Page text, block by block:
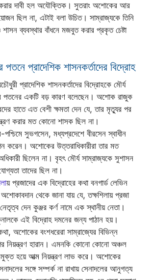
দাবী হল অযৌক্তিক। সুতরাং অশোকের আর
ছিল না, এটাই বলা উচিত। সাম্রাজ্যকে তিনি
ব্যবস্থার বাঁধনে মজবুত করার প্রকৃত চেষ্টা
পতনে প্রাদেশিক শাসনকর্তাদের বিদ্রোহ
প্রাদেশিক শাসনকর্তাদের বিদ্রোহকে মৌর্য
পতনের একটি বড় কারণ বলেছেন। অশোক রাজুক
হাতে এত বেশী ক্ষমতা দেন যে, তার মৃত্যুর পর
করার মত কোনো শাসক ছিল না।
সুভগসেন, মধ্যপ্রদেশে বীরসেন স্বাধীন
করেন। অশোকের উত্তরাধিকারীরা তার মত
ছিলেন না। বৃহৎ মৌর্য সাম্রাজ্যকে সুশাসন
তাদের ছিল না।
য় প্রজাদের এক বিদ্রোহের কথা বনগার্ড লেভিন
থেকে জানা যায় যে, তক্ষশিলায় প্রজা
দেন কুঞ্জর কর্ণ নামে এক স্থানীয় নেতা।
এই বিদ্রোহ দমনের জন্য পাঠান হয়।
অশোকের বংশধরেরা সাম্রাজ্যের বিভিন্ন
নিয়ন্ত্রণ হারান। এমনকি কোনো কোনো অঞ্চল
হয়ে আত্ম নিয়ন্ত্রণ লাভ করে। অশোকের
সঙ্গে সম্পর্ক না রাখায় সেনাদলের আনুগত্য